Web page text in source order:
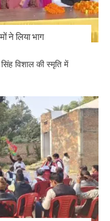
ने लिया भाग
सिंह विशाल की स्मृति में